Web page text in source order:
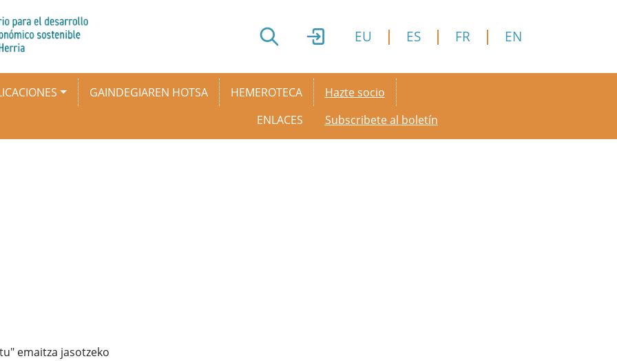
EU ES FR EN
GAINDEGIAREN HOTSA
HEMEROTECA
ENLACES
Secondary menu
Hazte socio
Subscribete al boletín
emaitza jasotzeko